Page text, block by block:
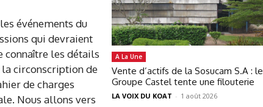
événements du
qui devraient
connaître les détails
la circonscription de
de charges
Nous allons vers
A La Une
Vente d’actifs de la Sosucam S.A : le
Groupe Castel tente une filouterie
LA VOIX DU KOAT - 1 août 2026